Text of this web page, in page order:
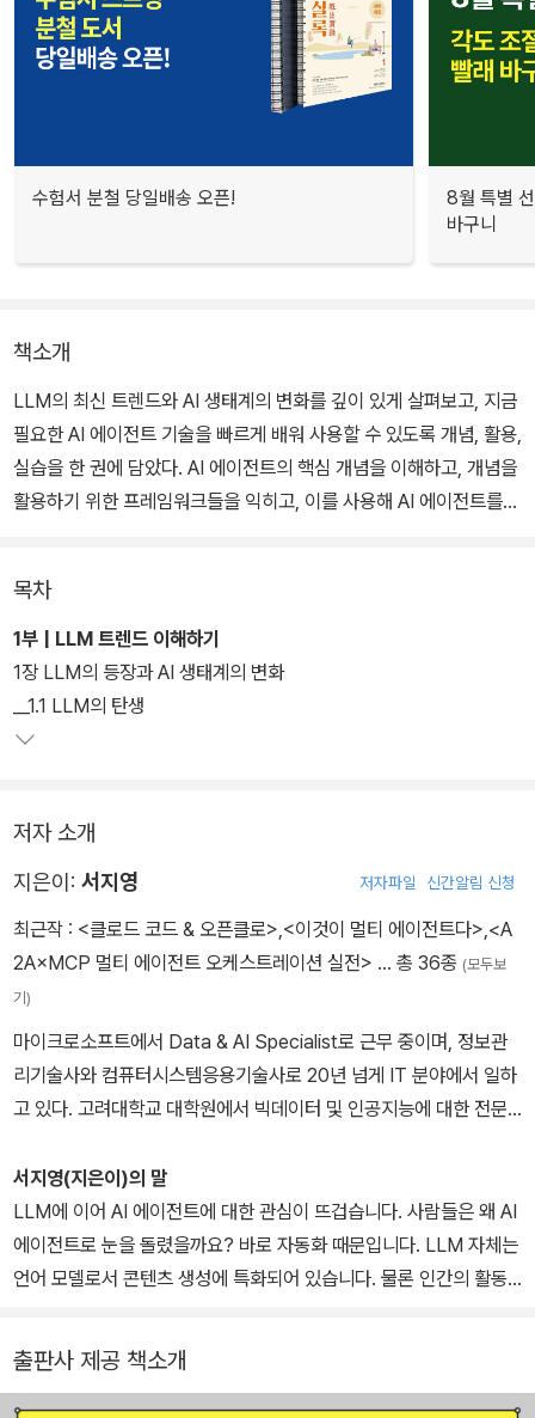
수험서 분철 당일배송 오픈!
8월 특별
바구니
책소개
LLM의 최신 트렌드와 AI 생태계의 변화를 깊이 있게 살펴보고, 지금
필요한 AI 에이전트 기술을 빠르게 배워 사용할 수 있도록 개념, 활용,
실습을 한 권에 담았다. AI 에이전트의 핵심 개념을 이해하고, 개념을
활용하기 위한 프레임워크들을 익히고, 이를 사용해 AI 에이전트를
실습 파트에서는 랭체인을 비롯한 8가지 프레임워크를 사용하여 다
양한 AI 에이전트 서비스를 직접 만들어 볼 수 있다. 특정 유튜브 채널
에서 데이터를 검색하거나, AutoGPT 에이전트를 ‘코드 멘토’로 활
용하거나, Tavily를 이용해 정보를 검색하는 것은 물론, 랭스미스를
활용해 디버깅, 성능 평가, 모니터링도 할 수 있다. 또한, 마지막으로
목차
1부 | LLM 트렌드 이해하기
1장 LLM의 등장과 AI 생태계의 변화
__1.1 LLM의 탄생
저자 소개
지은이: 서지영 저자파일 신간알림 신청
최근작 : <클로드 코드 & 오픈클로> <이것이 멀티 에이전트다> <A
2A×MCP 멀티 에이전트 오케스트레이션 실전> … 총 36종 (모두보
기)
마이크로소프트에서 Data & AI Specialist로 근무 중이며, 정보관
리기술사와 컴퓨터시스템응용기술사로 20년 넘게 IT 분야에서 일하
고 있다. 고려대학교 대학원에서 빅데이터 및 인공지능에 대한 전문
『딥러닝 텐서플로 교과서』(길벗, 2021), 『딥러닝 파이토치 교과서』
(길벗, 2022), 『챗GPT, 거부할 수 없는 미래』(길벗, 2023), 『랭체
인으로 LLM 기반의 AI 서비스 개발하기』(길벗, 2024), 『랭체인으
로 RAG 개발하기: VectorRAG & GraphRAG』(길벗, 2025), 『나
서지영(지은이)의 말
LLM에 이어 AI 에이전트에 대한 관심이 뜨겁습니다. 사람들은 왜 AI
에이전트로 눈을 돌렸을까요? 바로 자동화 때문입니다. LLM 자체는
언어 모델로서 콘텐츠 생성에 특화되어 있습니다. 물론 인간의 활동
들거나, 이메일을 보내거나 강의를 합니다. 혹은 RAG를 활용하여 주
문에 대한 배송 상태를 조회하거나 예약 가능한 항공권을 조회합니
다. 그런데 LLM만으로 항공권 예약 같은 ‘작업 실행’들이 가능할까
출판사 제공 책소개